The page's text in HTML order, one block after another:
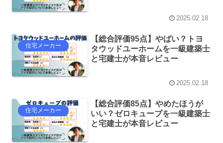
2025.02.18
住宅メーカー
【総合評価95点】やばい？トヨ
タウッドユーホームを一級建築士
と宅建士が本音レビュー
2025.02.18
住宅メーカー
【総合評価85点】やめたほうが
いい？ゼロキューブを一級建築士
と宅建士が本音レビュー